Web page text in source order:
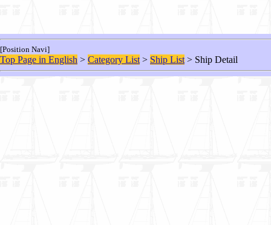
[Position Navi]
Top Page in English > Category List > Ship List > Ship Detail